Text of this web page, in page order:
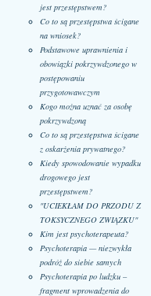
jest przestępstwem?
Co to są przestępstwa ścigane
na wniosek?
Podstawowe uprawnienia i
obowiązki pokrzywdzonego w
postępowaniu
przygotowawczym
Kogo można uznać za osobę
pokrzywdzoną
Co to są przestępstwa ścigane
z oskarżenia prywatnego?
Kiedy spowodowanie wypadku
drogowego jest
przestępstwem?
"UCIEKŁAM DO PRZODU Z
TOKSYCZNEGO ZWIĄZKU"
Kim jest psychoterapeuta?
Psychoterapia — niezwykła
podróż do siebie samych
Psychoterapia po ludzku –
fragment wprowadzenia do